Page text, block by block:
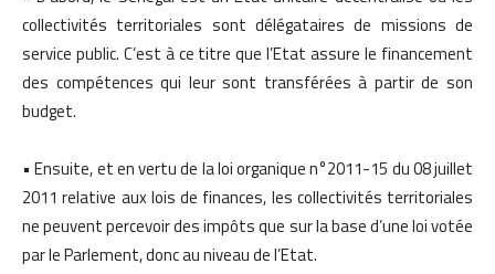
collectivités territoriales sont délégataires de missions de
service public. C’est à ce titre que l’Etat assure le financement
des compétences qui leur sont transférées à partir de son
budget.
• Ensuite, et en vertu de la loi organique n°2011-15 du 08 juillet
2011 relative aux lois de finances, les collectivités territoriales
ne peuvent percevoir des impôts que sur la base d’une loi votée
par le Parlement, donc au niveau de l’Etat.